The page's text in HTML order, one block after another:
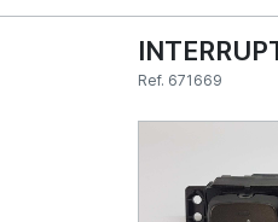
Ref. 671669